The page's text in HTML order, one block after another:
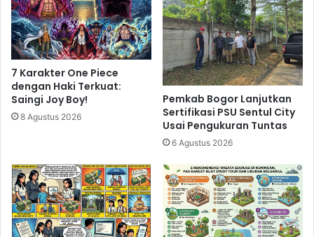
7 Karakter One Piece
dengan Haki Terkuat:
Saingi Joy Boy!
8 Agustus 2026
Pemkab Bogor Lanjutkan
Sertifikasi PSU Sentul City
Usai Pengukuran Tuntas
6 Agustus 2026